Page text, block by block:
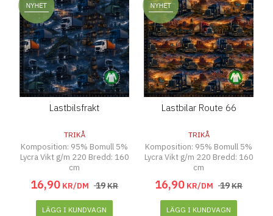
Lastbilsfrakt
TRIKÅ
Komposition: 95% Bomull 5%
Lycra Vikt g/m 220 Bredd: 160
cm
16,90 KR/DM 19KR
LÄGG I KUNDVAGN
Lastbilar Route 66
TRIKÅ
Komposition: 95% Bomull 5%
Lycra Vikt g/m 220 Bredd: 160
cm
16,90 KR/DM 19KR
LÄGG I KUNDVAGN